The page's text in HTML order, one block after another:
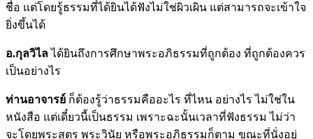
ชื่อ แต่โดยรู้ธรรมที่ได้ยินได้ฟังไม่ใช่ผิวเผิน แต่สามารถจะเข้าใจ
ยิ่งขึ้นได้
อ.กุลวิไลได้ยินถึงการศึกษาพระอภิธรรมที่ถูกต้อง ที่ถูกต้องควร
เป็นอย่างไร
ท่านอาจารย์ ก็ต้องรู้ว่าธรรมคืออะไร ที่ไหน อย่างไร ไม่ใช่ใน
หนังสือ แต่เดี๋ยวนี้เป็นธรรม เพราะฉะนั้นเวลาที่ฟังธรรม ไม่ว่า
จะโดยพระสูตร พระวินัย หรือพระอภิธรรมก็ตาม ขณะที่นั่งอยู่